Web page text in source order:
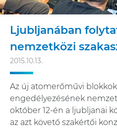
Ljubljanában
nemzetközi
2015.10.13.
Az új atomerőművi
engedélyezésének
október 12-én a ljubljanai
az azt követő szakértői